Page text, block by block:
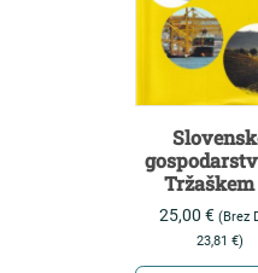
Goriškem :
stanje,
25,00 € (Brez
23,81€)